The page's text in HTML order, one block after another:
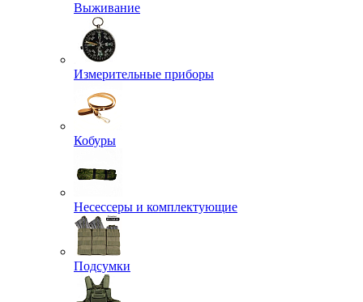
Выживание
Измерительные приборы
Кобуры
Несессеры и комплектующие
Подсумки